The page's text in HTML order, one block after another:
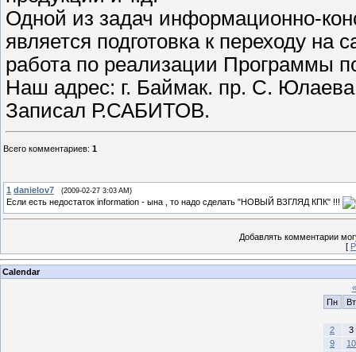
Одной из задач информационно-
является подготовка к переходу
работа по реализации Программы
Наш адрес: г. Баймак. пр. С.
Записал Р.САБИТОВ.
Всего комментариев: 1
1 danielov7 (2009-02-27 3:03 AM)
Если есть недостаток information - ына , то надо сделать "НОВЫЙ ВЗГЛЯД КПК" !!!
Добавлять комментарии
[
Calendar
«
Пн
Вт
2
3
9
10